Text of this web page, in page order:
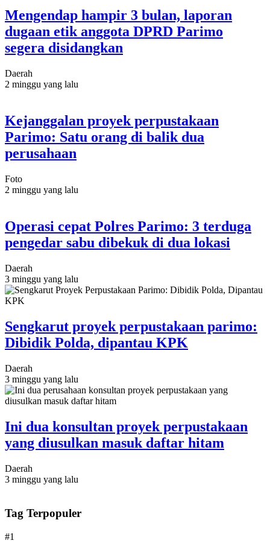
Mengendap hampir 3 bulan, laporan
dugaan etik anggota DPRD Parimo
segera disidangkan
Daerah
2 minggu yang lalu
Kejanggalan proyek perpustakaan
Parimo: Satu orang di balik dua
perusahaan
Foto
2 minggu yang lalu
Operasi cepat Polres Parimo: 3 terduga
pengedar sabu dibekuk di dua lokasi
Daerah
3 minggu yang lalu
Sengkarut proyek perpustakaan parimo:
Dibidik Polda, dipantau KPK
Daerah
3 minggu yang lalu
Ini dua konsultan proyek perpustakaan
yang diusulkan masuk daftar hitam
Daerah
3 minggu yang lalu
Tag Terpopuler
#1